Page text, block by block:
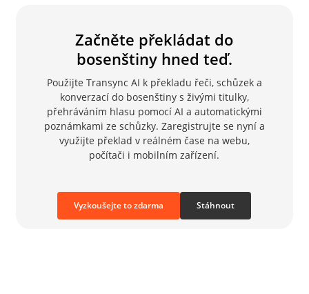
Začněte překládat do
bosenštiny hned teď.
Použijte Transync AI k překladu řeči, schůzek a
konverzací do bosenštiny s živými titulky,
přehráváním hlasu pomocí AI a automatickými
poznámkami ze schůzky. Zaregistrujte se nyní a
využijte překlad v reálném čase na webu,
počítači i mobilním zařízení.
Vyzkoušejte to zdarma Stáhnout